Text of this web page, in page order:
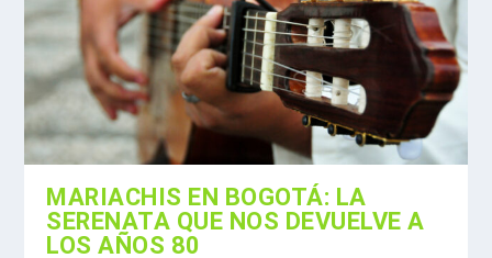
MARIACHIS EN BOGOTÁ: LA
SERENATA QUE NOS DEVUELVE A
LOS AÑOS 80